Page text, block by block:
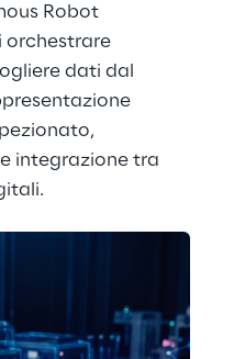
Robot
orchestrare
dati dal
integrazione tra